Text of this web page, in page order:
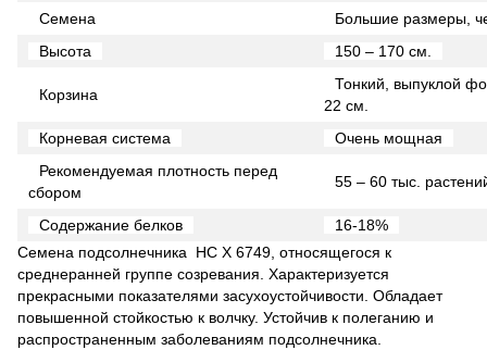
Семена
Большие размеры,
Высота
150 – 170 см.
Корзина
Тонкий, выпуклой
22 см.
Корневая система
Очень мощная
Рекомендуемая плотность перед
сбором
55 – 60 тыс.
Содержание белков
16-18%
Семена подсолнечника НС Х 6749, относящегося к
среднеранней группе созревания. Характеризуется
прекрасными показателями засухоустойчивости. Обладает
повышенной стойкостью к волчку. Устойчив к полеганию и
распространенным заболеваниям подсолнечника.